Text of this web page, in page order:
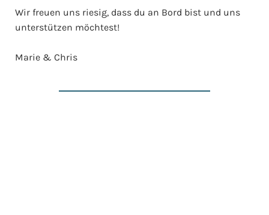
Wir freuen uns riesig, dass du an Bord bist und uns
unterstützen möchtest!
Marie & Chris